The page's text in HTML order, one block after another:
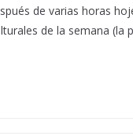
de varias horas
de la semana (la